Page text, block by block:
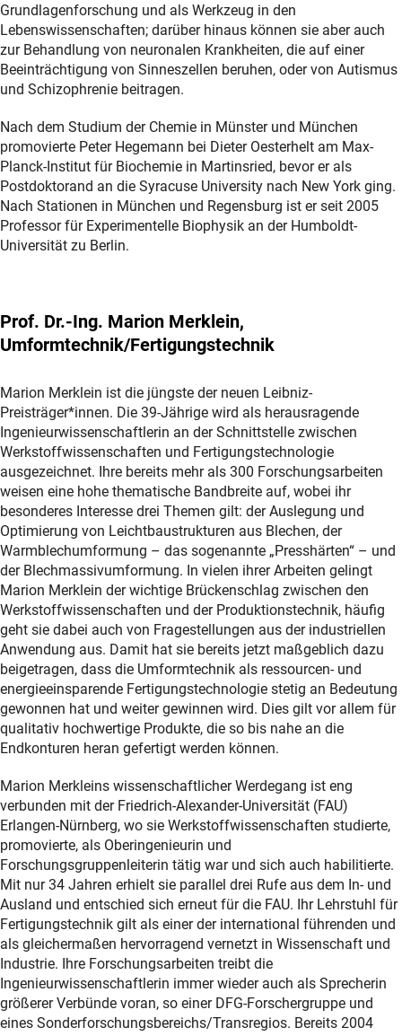
Grundlagenforschung und als Werkzeug in den
Lebenswissenschaften; darüber hinaus können sie aber auch
zur Behandlung von neuronalen Krankheiten, die auf einer
Beeinträchtigung von Sinneszellen beruhen, oder von Autismus
und Schizophrenie beitragen.
Nach dem Studium der Chemie in Münster und München
promovierte Peter Hegemann bei Dieter Oesterhelt am Max-
Planck-Institut für Biochemie in Martinsried, bevor er als
Postdoktorand an die Syracuse University nach New York ging.
Nach Stationen in München und Regensburg ist er seit 2005
Professor für Experimentelle Biophysik an der Humboldt-
Universität zu Berlin.
Prof. Dr.-Ing. Marion Merklein,
Umformtechnik/Fertigungstechnik
Marion Merklein ist die jüngste der neuen Leibniz-
Preisträger*innen. Die 39-Jährige wird als herausragende
Ingenieurwissenschaftlerin an der Schnittstelle zwischen
Werkstoffwissenschaften und Fertigungstechnologie
ausgezeichnet. Ihre bereits mehr als 300 Forschungsarbeiten
weisen eine hohe thematische Bandbreite auf, wobei ihr
besonderes Interesse drei Themen gilt: der Auslegung und
Optimierung von Leichtbaustrukturen aus Blechen, der
Warmblechumformung – das sogenannte „Presshärten“ – und
der Blechmassivumformung. In vielen ihrer Arbeiten gelingt
Marion Merklein der wichtige Brückenschlag zwischen den
Werkstoffwissenschaften und der Produktionstechnik, häufig
geht sie dabei auch von Fragestellungen aus der industriellen
Anwendung aus. Damit hat sie bereits jetzt maßgeblich dazu
beigetragen, dass die Umformtechnik als ressourcen- und
energieeinsparende Fertigungstechnologie stetig an Bedeutung
gewonnen hat und weiter gewinnen wird. Dies gilt vor allem für
qualitativ hochwertige Produkte, die so bis nahe an die
Endkonturen heran gefertigt werden können.
Marion Merkleins wissenschaftlicher Werdegang ist eng
verbunden mit der Friedrich-Alexander-Universität (FAU)
Erlangen-Nürnberg, wo sie Werkstoffwissenschaften studierte,
promovierte, als Oberingenieurin und
Forschungsgruppenleiterin tätig war und sich auch habilitierte.
Mit nur 34 Jahren erhielt sie parallel drei Rufe aus dem In- und
Ausland und entschied sich erneut für die FAU. Ihr Lehrstuhl für
Fertigungstechnik gilt als einer der international führenden und
als gleichermaßen hervorragend vernetzt in Wissenschaft und
Industrie. Ihre Forschungsarbeiten treibt die
Ingenieurwissenschaftlerin immer wieder auch als Sprecherin
größerer Verbünde voran, so einer DFG-Forschergruppe und
eines Sonderforschungsbereichs/Transregios. Bereits 2004